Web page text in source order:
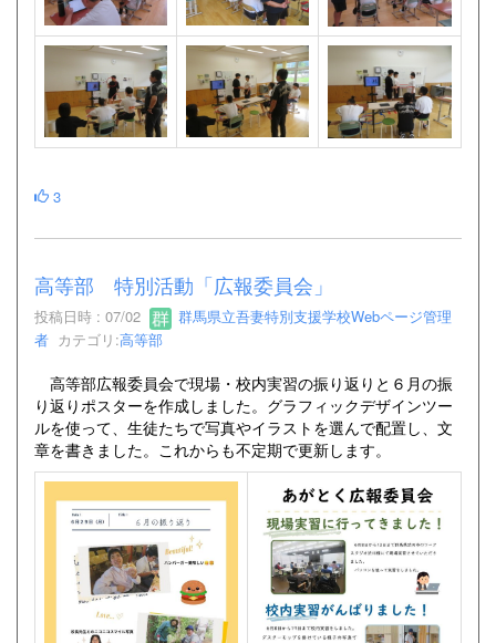
3
高等部 特別活動「広報委員会」
投稿日時 : 07/02
群馬県立吾妻特別支援学校Webページ管理
者 カテゴリ:高等部
高等部広報委員会で現場・校内実習の振り返りと６月の振
り返りポスターを作成しました。グラフィックデザインツー
ルを使って、生徒たちで写真やイラストを選んで配置し、文
章を書きました。これからも不定期で更新します。